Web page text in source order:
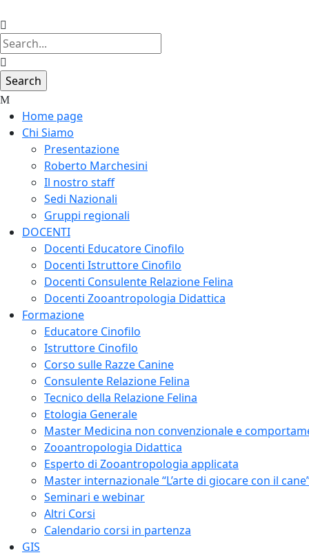
Home page
Chi Siamo
Presentazione
Roberto Marchesini
Il nostro staff
Sedi Nazionali
Gruppi regionali
DOCENTI
Docenti Educatore Cinofilo
Docenti Istruttore Cinofilo
Docenti Consulente Relazione Felina
Docenti Zooantropologia Didattica
Formazione
Educatore Cinofilo
Istruttore Cinofilo
Corso sulle Razze Canine
Consulente Relazione Felina
Tecnico della Relazione Felina
Etologia Generale
Master Medicina non convenzionale e
Zooantropologia Didattica
Esperto di Zooantropologia applicata
Master internazionale “L’arte di giocare con il
Seminari e webinar
Altri Corsi
Calendario corsi in partenza
GIS